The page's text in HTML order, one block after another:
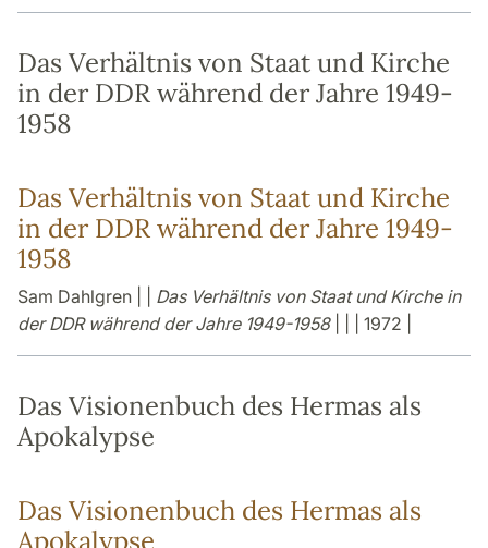
Das Verhältnis von Staat und Kirche
in der DDR während der Jahre 1949-
1958
Das Verhältnis von Staat und Kirche
in der DDR während der Jahre 1949-
1958
Sam Dahlgren | | Das Verhältnis von Staat und Kirche in
der DDR während der Jahre 1949-1958| | | 1972 |
Das Visionenbuch des Hermas als
Apokalypse
Das Visionenbuch des Hermas als
Apokalypse